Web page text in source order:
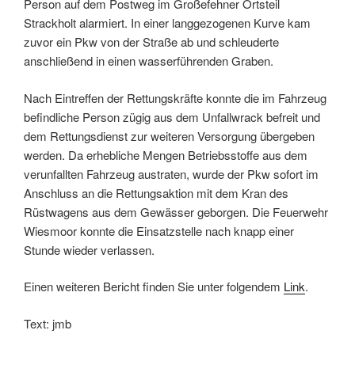
Person auf dem Postweg im Großefehner Ortsteil
Strackholt alarmiert. In einer langgezogenen Kurve kam
zuvor ein Pkw von der Straße ab und schleuderte
anschließend in einen wasserführenden Graben.
Nach Eintreffen der Rettungskräfte konnte die im Fahrzeug
befindliche Person zügig aus dem Unfallwrack befreit und
dem Rettungsdienst zur weiteren Versorgung übergeben
werden. Da erhebliche Mengen Betriebsstoffe aus dem
verunfallten Fahrzeug austraten, wurde der Pkw sofort im
Anschluss an die Rettungsaktion mit dem Kran des
Rüstwagens aus dem Gewässer geborgen. Die Feuerwehr
Wiesmoor konnte die Einsatzstelle nach knapp einer
Stunde wieder verlassen.
Einen weiteren Bericht finden Sie unter folgendem Link.
Text: jmb